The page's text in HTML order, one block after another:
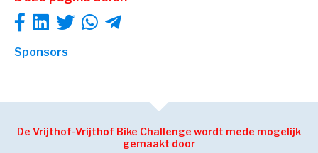
Sponsors
De Vrijthof-Vrijthof Bike Challenge wordt mede mogelijk
gemaakt door